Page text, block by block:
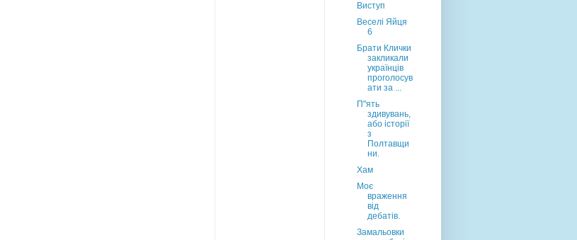
Виступ
Веселі Яйця
6
Брати Клички
закликали
українців
проголосув
ати за ...
П"ять
здивувань,
або історії
з
Полтавщи
ни.
Хам
Моє
враження
від
дебатів.
Замальовки